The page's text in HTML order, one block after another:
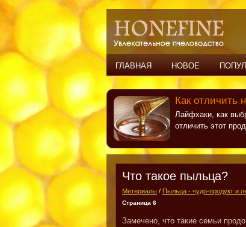
ГЛАВНАЯ НОВОЕ
Как отличить
Лайфхаки, как
отличить этот
Что такое пыльца?
Метериалы / Пыльца - чудо-продукт и
Страница 6
Замечено, что такие семьи